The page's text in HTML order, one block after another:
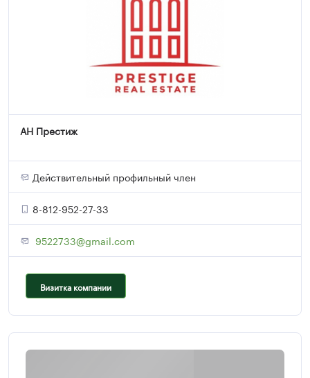
АН Престиж
Действительный профильный член
8-812-952-27-33
9522733@gmail.com
Визитка компании